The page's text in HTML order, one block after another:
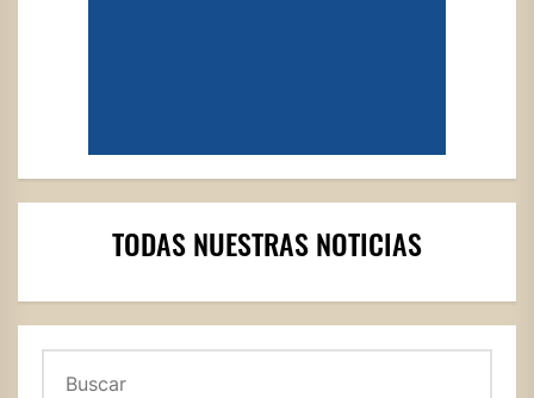
TODAS NUESTRAS NOTICIAS